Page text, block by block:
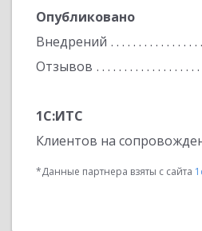
Опубликовано
Внедрений
Отзывов
1С:ИТС
Клиентов на
*Данные партнера взяты с сайта